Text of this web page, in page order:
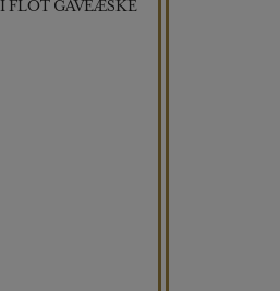
FLOT GAVEÆSKE